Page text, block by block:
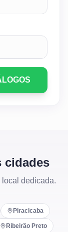
cidades
dedicada.
Piracicaba
Ribeirão Preto